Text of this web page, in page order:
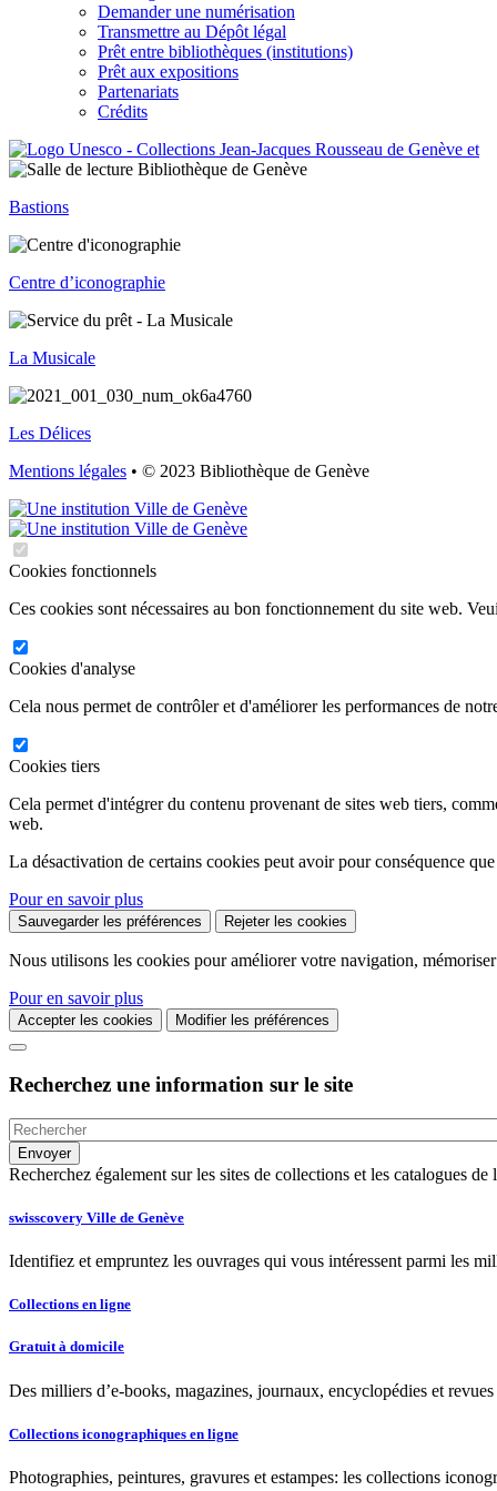
Demander une numérisation
Transmettre au Dépôt légal
Prêt entre bibliothèques (institutions)
Prêt aux expositions
Partenariats
Crédits
Bastions
Centre d’iconographie
La Musicale
Les Délices
Mentions légales • © 2023 Bibliothèque de Genève
Cookies fonctionnels
Ces cookies sont nécessaires au bon fonctionnement du site web.
Cookies d'analyse
Cela nous permet de contrôler et d'améliorer les performances de
Cookies tiers
Cela permet d'intégrer du contenu provenant de sites web tiers,
web.
La désactivation de certains cookies peut avoir pour conséquence
Pour en savoir plus
Sauvegarder les préférences Rejeter les cookies
Nous utilisons les cookies pour améliorer votre navigation,
Pour en savoir plus
Accepter les cookies Modifier les préférences
Recherchez une information sur le site
Recherchez également sur les sites de collections et les catalogues
swisscovery Ville de Genève
Identifiez et empruntez les ouvrages qui vous intéressent parmi les
Collections en ligne
Gratuit à domicile
Des milliers d’e-books, magazines, journaux, encyclopédies et
Collections iconographiques en ligne
Photographies, peintures, gravures et estampes: les collections